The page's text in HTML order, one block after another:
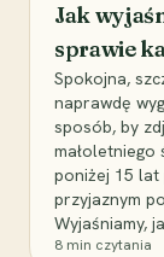
Jak
sprawie
Spokojna,
naprawdę
sposób, by
małoletniego
poniżej 15 lat
przyjaznym
Wyjaśniamy,
8 min czytania